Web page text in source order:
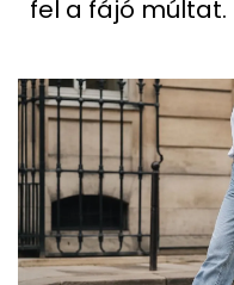
fel a fájó múltat.